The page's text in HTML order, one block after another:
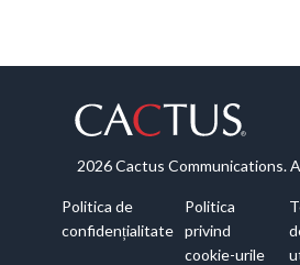
2026 Cactus Communications.
Politica de
confidențialitate
Politica
privind
cookie-urile